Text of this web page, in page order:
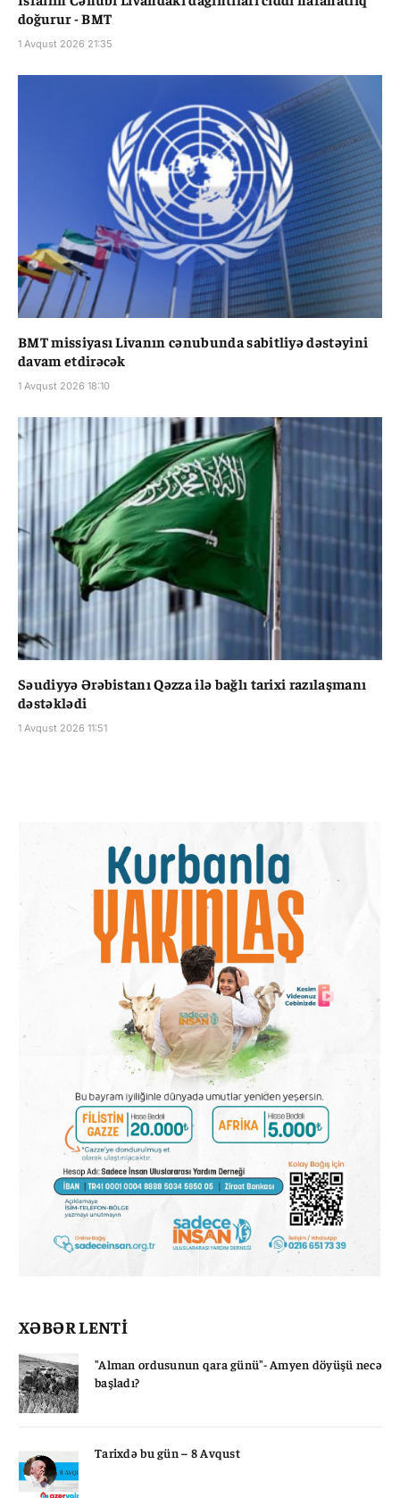
doğurur - BMT
1 Avqust 2026 21:35
BMT missiyası Livanın cənubunda sabitliyə dəstəyini
davam etdirəcək
1 Avqust 2026 18:10
Səudiyyə Ərəbistanı Qəzza ilə bağlı tarixi razılaşmanı
dəstəklədi
1 Avqust 2026 11:51
XƏBƏR LENTİ
"Alman ordusunun qara günü"- Amyen döyüşü necə
başladı?
Tarixdə bu gün – 8 Avqust